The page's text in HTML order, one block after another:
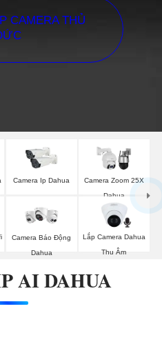
CAMERA THỦ
Camera Ip Dahua
Camera Zoom 25X
Dahua
Camera Báo Động
Dahua
Lắp Camera Dahua
Thu Âm
AI DAHUA